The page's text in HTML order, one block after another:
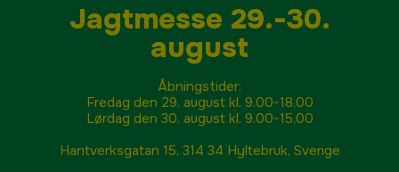
Jagtmesse 29.-30.
august
Åbningstider:
Fredag den 29. august kl. 9.00-18.00
Lørdag den 30. august kl. 9.00-15.00
Hantverksgatan 15, 314 34 Hyltebruk, Sverige